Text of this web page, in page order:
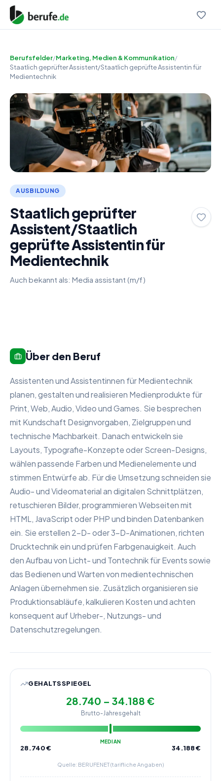
Berufsfelder/Marketing, Medien & Kommunikation/
Staatlich geprüfter Assistent/Staatlich geprüfte Assistentin für
Medientechnik
AUSBILDUNG
Staatlich geprüfter
Assistent/Staatlich
geprüfte Assistentin für
Medientechnik
Auch bekannt als: Media assistant (m/f)
Über den Beruf
Assistenten und Assistentinnen für Medientechnik
planen, gestalten und realisieren Medienprodukte für
Print, Web, Audio, Video und Games. Sie besprechen
mit Kundschaft Designvorgaben, Zielgruppen und
technische Machbarkeit. Danach entwickeln sie
Layouts, Typografie-Konzepte oder Screen-Designs,
wählen passende Farben und Medienelemente und
stimmen Entwürfe ab. Für die Umsetzung schneiden sie
Audio- und Videomaterial an digitalen Schnittplätzen,
retuschieren Bilder, programmieren Webseiten mit
HTML, JavaScript oder PHP und binden Datenbanken
ein. Sie erstellen 2-D- oder 3-D-Animationen, richten
Drucktechnik ein und prüfen Farbgenauigkeit. Auch
den Aufbau von Licht- und Tontechnik für Events sowie
das Bedienen und Warten von medientechnischen
Anlagen übernehmen sie. Zusätzlich organisieren sie
Produktionsabläufe, kalkulieren Kosten und achten
konsequent auf Urheber-, Nutzungs- und
Datenschutzregelungen.
GEHALTSSPIEGEL
28.740 – 34.188 €
Brutto-Jahresgehalt
MEDIAN
28.740€ 34.188€
Quelle: BERUFENET (tarifliche Angaben)